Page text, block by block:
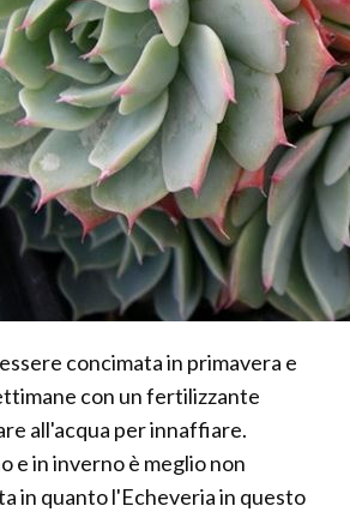
concimata in primavera e
con un fertilizzante
all'acqua per innaffiare.
e in inverno è meglio non
in quanto l'Echeveria in questo